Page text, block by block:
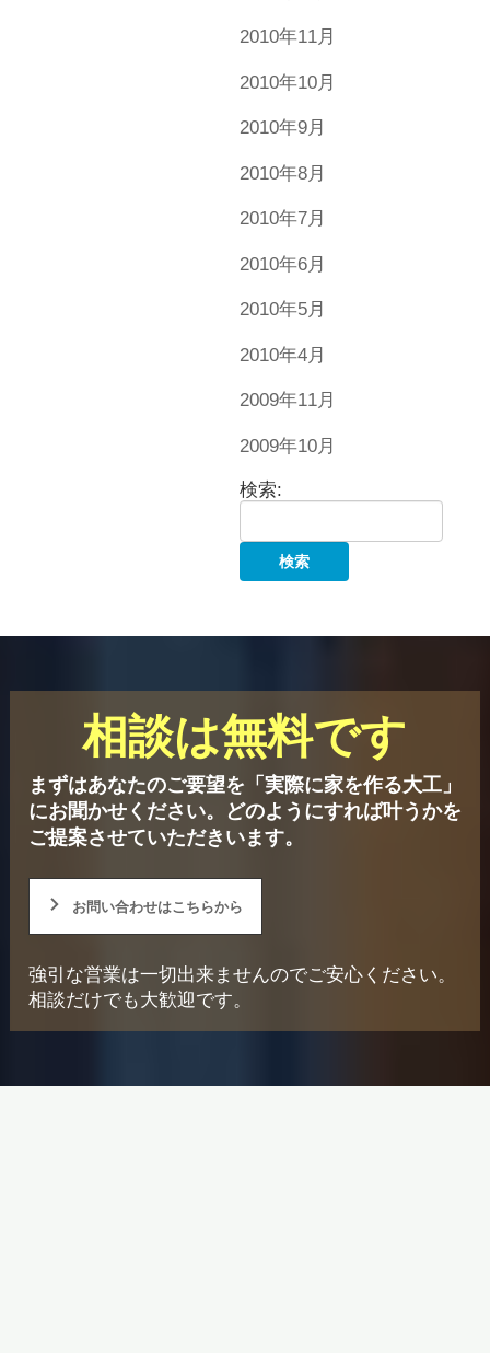
2010年11月
2010年10月
2010年9月
2010年8月
2010年7月
2010年6月
2010年5月
2010年4月
2009年11月
2009年10月
検索:
相談は無料です
まずはあなたのご要望を「実際に家を作る大工」
にお聞かせください。
どのようにすれば叶うかを
ご提案させていただきいます。
お問い合わせはこちらから
強引な営業は一切出来ませんのでご安心ください。
相談だけでも大歓迎です。